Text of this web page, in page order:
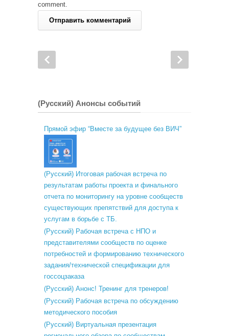
comment.
(Русский) Анонсы событий
Прямой эфир “Вместе за будущее без ВИЧ”
(Русский) Итоговая рабочая встреча по
результатам работы проекта и финального
отчета по мониторингу на уровне сообществ
существующих препятствий для доступа к
услугам в борьбе с ТБ.
(Русский) Рабочая встреча с НПО и
представителями сообществ по оценке
потребностей и формированию технического
задания/технической спецификации для
госсоцзаказа
(Русский) Анонс! Тренинг для тренеров!
(Русский) Рабочая встреча по обсуждению
методического пособия
(Русский) Виртуальная презентация